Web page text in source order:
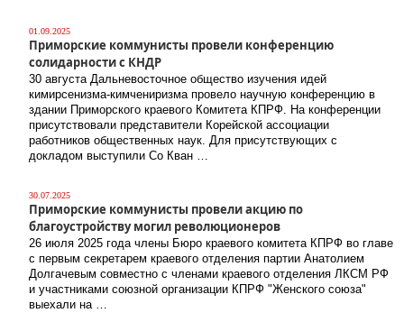
01.09.2025
Приморские коммунисты провели конференцию
солидарности с КНДР
30 августа Дальневосточное общество изучения идей
кимирсенизма-кимчениризма провело научную конференцию в
здании Приморского краевого Комитета КПРФ. На конференции
присутствовали представители Корейской ассоциации
работников общественных наук. Для присутствующих с
докладом выступили Со Кван …
30.07.2025
Приморские коммунисты провели акцию по
благоустройству могил революционеров
26 июля 2025 года члены Бюро краевого комитета КПРФ во главе
с первым секретарем краевого отделения партии Анатолием
Долгачевым совместно с членами краевого отделения ЛКСМ РФ
и участниками союзной организации КПРФ "Женского союза"
выехали на …